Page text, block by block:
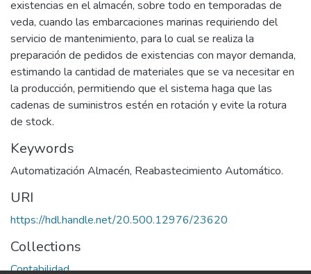
existencias en el almacén, sobre todo en temporadas de
veda, cuando las embarcaciones marinas requiriendo del
servicio de mantenimiento, para lo cual se realiza la
preparación de pedidos de existencias con mayor demanda,
estimando la cantidad de materiales que se va necesitar en
la producción, permitiendo que el sistema haga que las
cadenas de suministros estén en rotación y evite la rotura
de stock.
Keywords
Automatización Almacén, Reabastecimiento Automático.
URI
https://hdl.handle.net/20.500.12976/23620
Collections
Contabilidad